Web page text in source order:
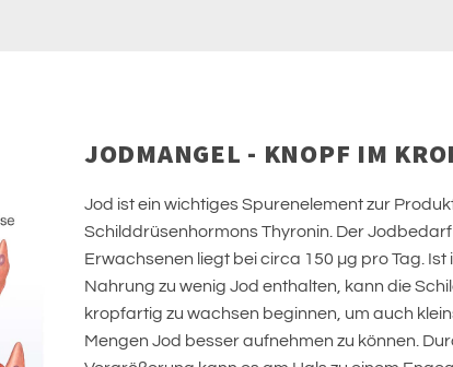
JODMANGEL - KNOPF IM
Jod ist ein wichtiges Spurenelement zur
Schilddrüsenhormons Thyronin. Der
Erwachsenen liegt bei circa 150 µg pro Tag. Ist
Nahrung zu wenig Jod enthalten, kann die
kropfartig zu wachsen beginnen, um auch
Mengen Jod besser aufnehmen zu können.